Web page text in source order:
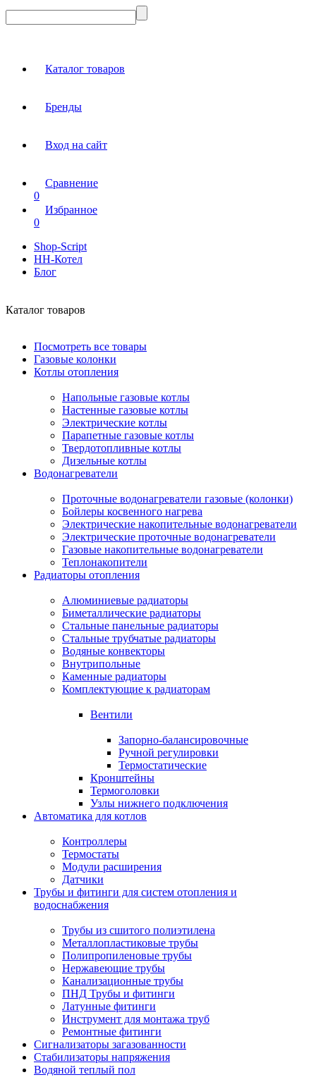
Каталог товаров
Бренды
Вход на сайт
Сравнение
0
Избранное
0
Shop-Script
НН-Котел
Блог
Каталог товаров
Посмотреть все товары
Газовые колонки
Котлы отопления
Напольные газовые котлы
Настенные газовые котлы
Электрические котлы
Парапетные газовые котлы
Твердотопливные котлы
Дизельные котлы
Водонагреватели
Проточные водонагреватели газовые (колонки)
Бойлеры косвенного нагрева
Электрические накопительные водонагреватели
Электрические проточные водонагреватели
Газовые накопительные водонагреватели
Теплонакопители
Радиаторы отопления
Алюминиевые радиаторы
Биметаллические радиаторы
Стальные панельные радиаторы
Стальные трубчатые радиаторы
Водяные конвекторы
Внутрипольные
Каменные радиаторы
Комплектующие к радиаторам
Вентили
Запорно-балансировочные
Ручной регулировки
Термостатические
Кронштейны
Термоголовки
Узлы нижнего подключения
Автоматика для котлов
Контроллеры
Термостаты
Модули расширения
Датчики
Трубы и фитинги для систем отопления и
водоснабжения
Трубы из сшитого полиэтилена
Металлопластиковые трубы
Полипропиленовые трубы
Нержавеющие трубы
Канализационные трубы
ПНД Трубы и фитинги
Латунные фитинги
Инструмент для монтажа труб
Ремонтные фитинги
Сигнализаторы загазованности
Стабилизаторы напряжения
Водяной теплый пол